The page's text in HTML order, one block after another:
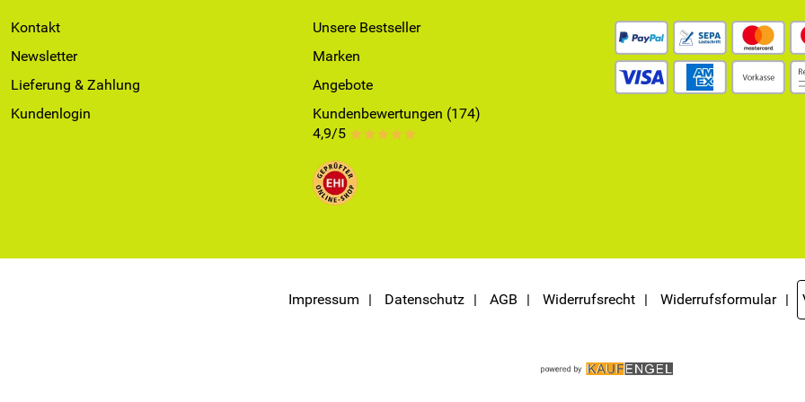
Kontakt
Newsletter
Lieferung & Zahlung
Kundenlogin
Unsere Bestseller
Marken
Angebote
Kundenbewertungen (174)
4,9/5 *****
Impressum Datenschutz AGB Widerrufsrecht Widerrufsformular